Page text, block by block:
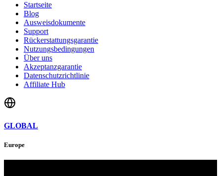
Startseite
Blog
Ausweisdokumente
Support
Rückerstattungsgarantie
Nutzungsbedingungen
Über uns
Akzeptanzgarantie
Datenschutzrichtlinie
Affiliate Hub
GLOBAL
Europe